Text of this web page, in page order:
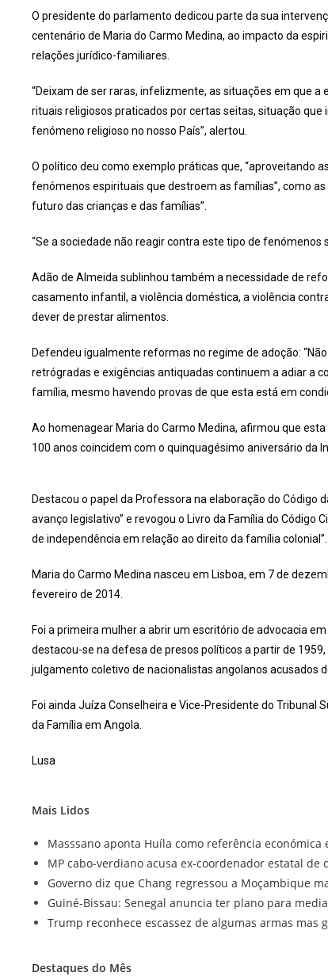
O presidente do parlamento dedicou parte da sua
centenário de Maria do Carmo Medina, ao impacto da
relações jurídico-familiares.
“Deixam de ser raras, infelizmente, as situações em que
rituais religiosos praticados por certas seitas, situação
fenómeno religioso no nosso País”, alertou.
O político deu como exemplo práticas que, “aproveitando
fenómenos espirituais que destroem as famílias”, como
futuro das crianças e das famílias”.
“Se a sociedade não reagir contra este tipo de fenómenos
Adão de Almeida sublinhou também a necessidade de
casamento infantil, a violência doméstica, a violência
dever de prestar alimentos.
Defendeu igualmente reformas no regime de adoção:
retrógradas e exigências antiquadas continuem a adiar a
família, mesmo havendo provas de que esta está em
Ao homenagear Maria do Carmo Medina, afirmou que
100 anos coincidem com o quinquagésimo aniversário da
Destacou o papel da Professora na elaboração do Código
avanço legislativo” e revogou o Livro da Família do Código
de independência em relação ao direito da família colonial”.
Maria do Carmo Medina nasceu em Lisboa, em 7 de
fevereiro de 2014.
Foi a primeira mulher a abrir um escritório de advocacia
destacou-se na defesa de presos políticos a partir de
julgamento coletivo de nacionalistas angolanos acusados
Foi ainda Juíza Conselheira e Vice-Presidente do Tribunal
da Família em Angola.
Lusa
Mais Lidos
Masssano aponta Huíla como referência
MP cabo-verdiano acusa ex-coordenador estatal de
Governo diz que Chang regressou a Moçambique
Guiné-Bissau: Senegal anuncia ter plano para
Trump reconhece escassez de algumas armas mas
Destaques do Mês